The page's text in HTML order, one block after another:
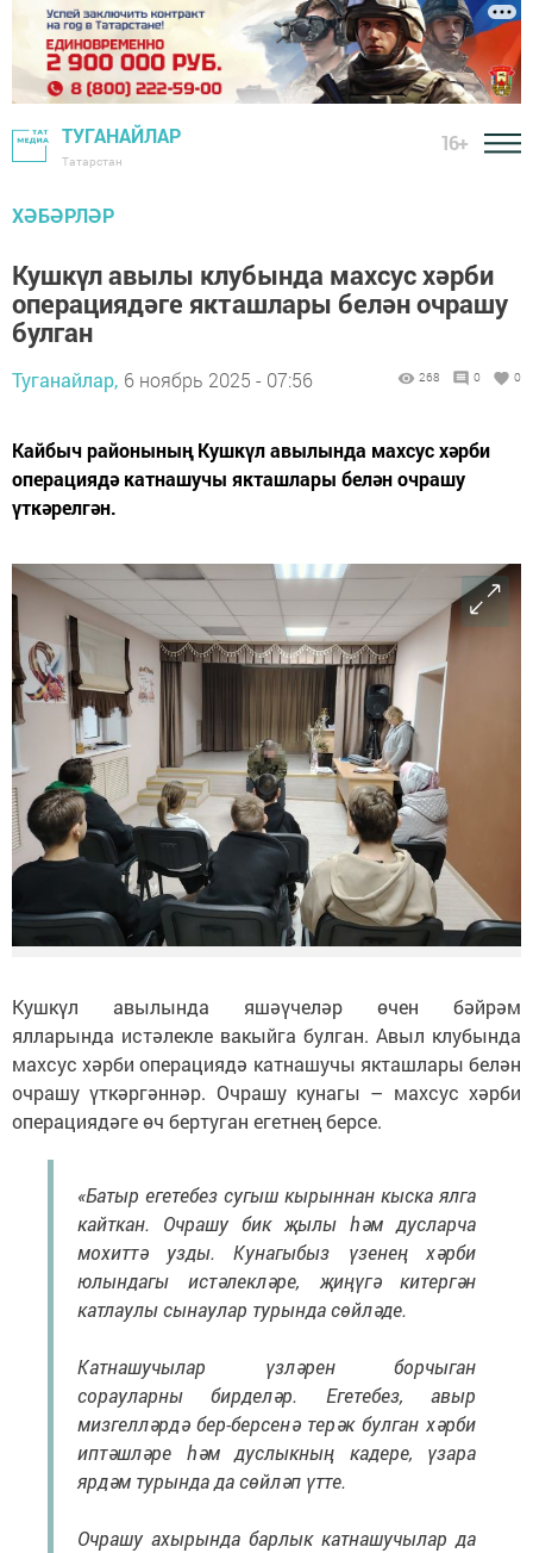
ТУГАНАЙЛАР
Татарстан
16+
ХӘБӘРЛӘР
Кушкүл авылы клубында махсус хәрби
операциядәге якташлары белән очрашу
булган
Туганайлар, 6 ноябрь 2025 - 07:56 268 0 0
Кайбыч районының Кушкүл авылында махсус хәрби
операциядә катнашучы якташлары белән очрашу
үткәрелгән.
Кушкүл авылында яшәүчеләр өчен бәйрәм
ялларында истәлекле вакыйга булган. Авыл клубында
махсус хәрби операциядә катнашучы якташлары белән
очрашу үткәргәннәр. Очрашу кунагы – махсус хәрби
операциядәге өч бертуган егетнең берсе.
«Батыр егетебез сугыш кырыннан кыска ялга
кайткан. Очрашу бик җылы һәм дусларча
мохиттә узды. Кунагыбыз үзенең хәрби
юлындагы истәлекләре, җиңүгә китергән
катлаулы сынаулар турында сөйләде.
Катнашучылар үзләрен борчыган
сорауларны бирделәр. Егетебез, авыр
мизгелләрдә бер-берсенә терәк булган хәрби
иптәшләре һәм дуслыкның кадере, үзара
ярдәм турында да сөйләп үтте.
Очрашу ахырында барлык катнашучылар да